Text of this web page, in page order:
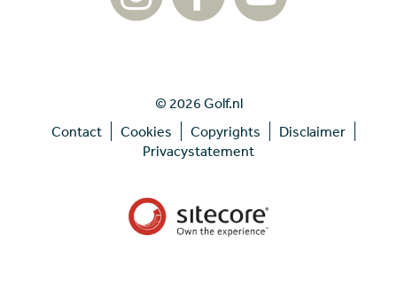
© 2026 Golf.nl
Contact
Cookies Copyrights
Disclaimer
Privacystatement